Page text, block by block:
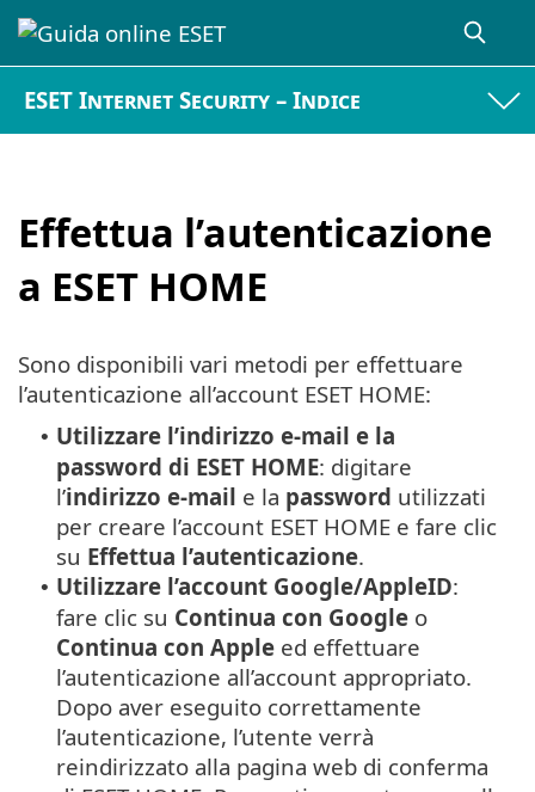
ESET Internet Security – Indice
Effettua l’autenticazione
a ESET HOME
Sono disponibili vari metodi per effettuare
l’autenticazione all’account ESET HOME:
• Utilizzare l’indirizzo e-mail e la
password di ESET HOME: digitare
l’indirizzo e-mail e la password utilizzati
per creare l’account ESET HOME e fare clic
su Effettua l’autenticazione.
• Utilizzare l’account Google/AppleID:
fare clic su Continua con Google o
Continua con Apple ed effettuare
l’autenticazione all’account appropriato.
Dopo aver eseguito correttamente
l’autenticazione, l’utente verrà
reindirizzato alla pagina web di conferma